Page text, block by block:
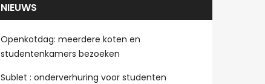
NIEUWS
Openkotdag: meerdere koten en
studentenkamers bezoeken
Sublet : onderverhuring voor studenten